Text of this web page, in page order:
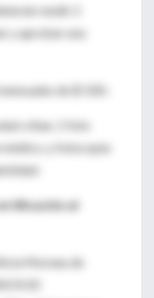
rendir 2
y aprobar una
de $ 100.-
vitae, 1 foto
y fotocopia
al
Moreau de
20